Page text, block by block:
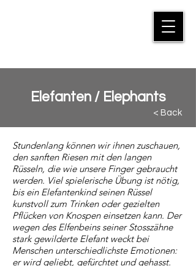
Elefanten / Elephants
< Back
Stundenlang können wir ihnen zuschauen,
den sanften Riesen mit den langen
Rüsseln, die wie unsere Finger gebraucht
werden. Viel spielerische Übung ist nötig,
bis ein Elefantenkind seinen Rüssel
kunstvoll zum Trinken oder gezielten
Pflücken von Knospen einsetzen kann. Der
wegen des Elfenbeins seiner Stosszähne
stark gewilderte Elefant weckt bei
Menschen unterschiedlichste Emotionen:
er wird geliebt, gefürchtet und gehasst.